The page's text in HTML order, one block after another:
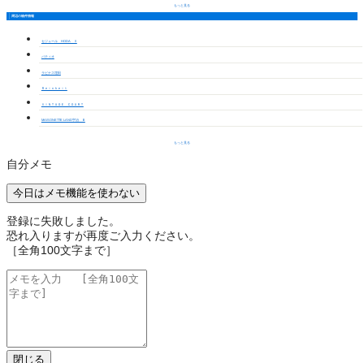
もっと見る
周辺の物件情報
セジュール HODA Ⅱ
パティオ
ラビナス埋田
Ｒｅｉｎｈｅｉｔ
ＶＩＮＴＡＧＥ ＣＯＵＲＴ
MAISONETTE LAND宇治 Ｂ
もっと見る
自分メモ
今日はメモ機能を使わない
登録に失敗しました。
恐れ入りますが再度ご入力ください。
［全角100文字まで］
閉じる